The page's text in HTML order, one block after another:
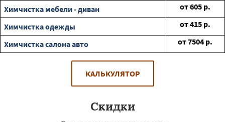
Химчистка мебели - диван
от605 р.
Химчистка одежды
от415 р.
Химчистка салона авто
от7504 р.
КАЛЬКУЛЯТОР
Скидки